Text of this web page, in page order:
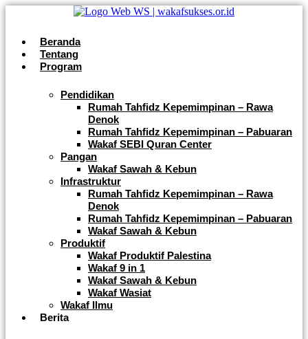
Beranda
Tentang
Program
Pendidikan
Rumah Tahfidz Kepemimpinan – Rawa
Denok
Rumah Tahfidz Kepemimpinan – Pabuaran
Wakaf SEBI Quran Center
Pangan
Wakaf Sawah & Kebun
Infrastruktur
Rumah Tahfidz Kepemimpinan – Rawa
Denok
Rumah Tahfidz Kepemimpinan – Pabuaran
Wakaf Sawah & Kebun
Produktif
Wakaf Produktif Palestina
Wakaf 9 in 1
Wakaf Sawah & Kebun
Wakaf Wasiat
Wakaf Ilmu
Berita